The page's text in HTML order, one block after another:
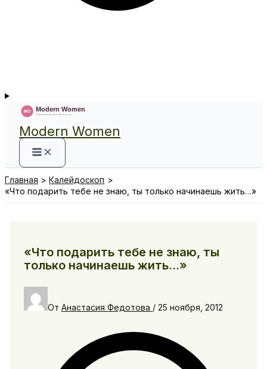
Modern Women
Главная
Калейдоскоп
«Что подарить тебе не знаю, ты только начинаешь жить…»
«Что подарить тебе не знаю, ты
только начинаешь жить…»
От Анастасия Федотова / 25 ноября, 2012